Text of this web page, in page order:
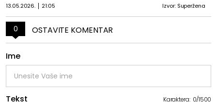
13.05.2026. 21:05 Izvor: Superžena
0 OSTAVITE KOMENTAR
Ime
Tekst Karaktera: 0/1500